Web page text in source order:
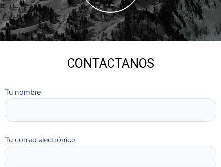
CONTACTANOS
Tu nombre
Tu correo electrónico